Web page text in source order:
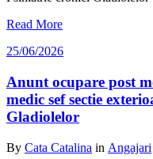
Read More
25/06/2026
Anunt ocupare post
medic sef sectie
Gladiolelor
By Cata Catalina in Angajari